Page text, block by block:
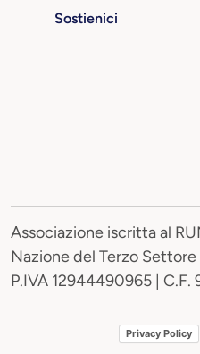
Sostienici
Associazione iscritta al
Nazione del Terzo Settore
P.IVA 12944490965 | C.F.
Privacy Policy